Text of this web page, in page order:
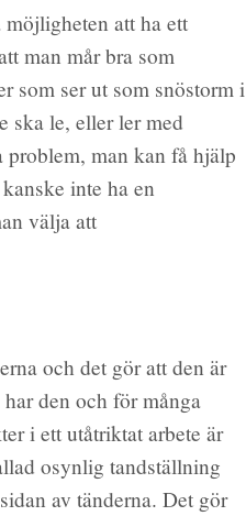
att ha ett
man mår bra som
som ser ut som snöstorm i
ska le, eller ler med
problem, man kan få hjälp
inte ha en
välja att
och det gör att den är
den och för många
i ett utåtriktat arbete är
osynlig tandställning
av tänderna. Det gör